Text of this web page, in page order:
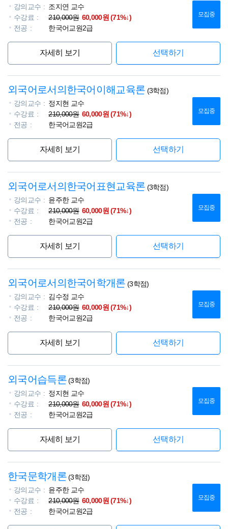
강의교수
조지연 교수
수강료
210,000원 60,000원 (71%↓)
전공
한국어교원2급
모집중
자세히 보기 선택하기
외국어로서의한국어이해교육론 (3학점)
강의교수
정지현 교수
수강료
210,000원 60,000원 (71%↓)
전공
한국어교원2급
모집중
자세히 보기 선택하기
외국어로서의한국어표현교육론 (3학점)
강의교수
윤주한 교수
수강료
210,000원 60,000원 (71%↓)
전공
한국어교원2급
모집중
자세히 보기 선택하기
외국어로서의한국어학개론 (3학점)
강의교수
김수정 교수
수강료
210,000원 60,000원 (71%↓)
전공
한국어교원2급
모집중
자세히 보기 선택하기
외국어습득론(3학점)
강의교수
정지현 교수
수강료
210,000원 60,000원 (71%↓)
전공
한국어교원2급
모집중
자세히 보기 선택하기
한국문학개론(3학점)
강의교수
윤주한 교수
수강료
210,000원 60,000원 (71%↓)
전공
한국어교원2급
모집중